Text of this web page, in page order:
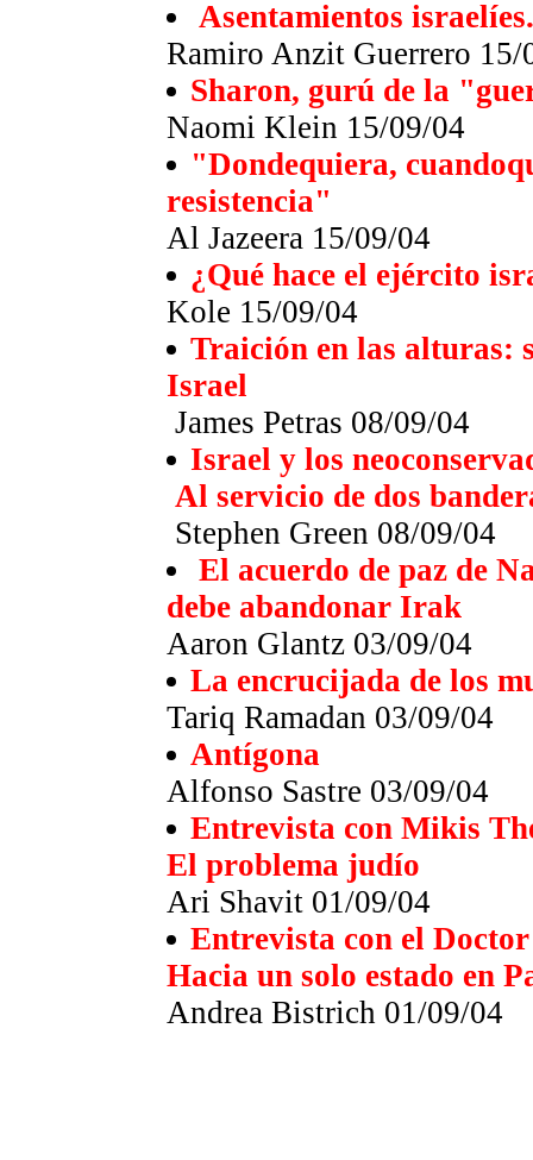
Asentamientos
Ramiro Anzit Guerrero 15/
Sharon, gurú de la
Naomi Klein 15/09/04
"Dondequiera,
resistencia"
Al Jazeera 15/09/04
¿Qué hace el ejército
Kole 15/09/04
Traición en las alturas:
Israel
James Petras 08/09/04
Israel y los
Al servicio de dos
Stephen Green 08/09/04
El acuerdo de paz de
debe abandonar Irak
Aaron Glantz 03/09/04
La encrucijada de los
Tariq Ramadan 03/09/04
Antígona
Alfonso Sastre 03/09/04
Entrevista con Mikis
El problema judío
Ari Shavit 01/09/04
Entrevista con el
Hacia un solo estado en
Andrea Bistrich 01/09/04